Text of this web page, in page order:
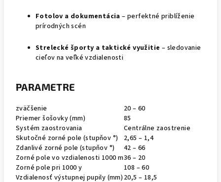
Fotolov a dokumentácia – perfektné priblíženie
prírodných scén
Strelecké športy a taktické využitie – sledovanie
cieľov na veľké vzdialenosti
PARAMETRE
zväčšenie
20 – 60
Priemer šošovky (mm)
85
Systém zaostrovania
Centrálne zaostrenie
Skutočné zorné pole (stupňov °)
2,65 – 1,4
Zdanlivé zorné pole (stupňov °)
42 – 66
Zorné pole vo vzdialenosti 1000 m36 – 20
Zorné pole pri 1000 y
108 – 60
Vzdialenosť výstupnej pupily (mm) 20,5 – 18,5